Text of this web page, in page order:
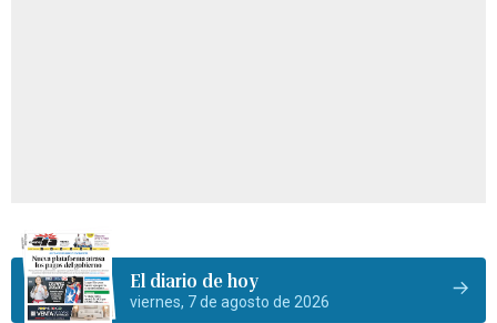
El diario de hoy
viernes, 7 de agosto de 2026